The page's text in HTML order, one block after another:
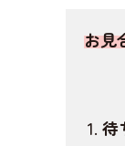
お見
待